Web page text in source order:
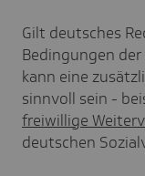
Gilt deutsches
Bedingungen
kann eine
sinnvoll sein -
freiwillige
deutschen